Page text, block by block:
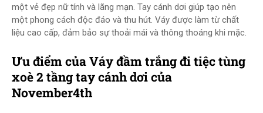
một vẻ đẹp nữ tính và lãng mạn. Tay cánh dơi giúp tạo nên
một phong cách độc đáo và thu hút. Váy được làm từ chất
liệu cao cấp, đảm bảo sự thoải mái và thông thoáng khi mặc.
Ưu điểm của Váy đầm trắng đi tiệc tùng
xoè 2 tầng tay cánh dơi của
November4th